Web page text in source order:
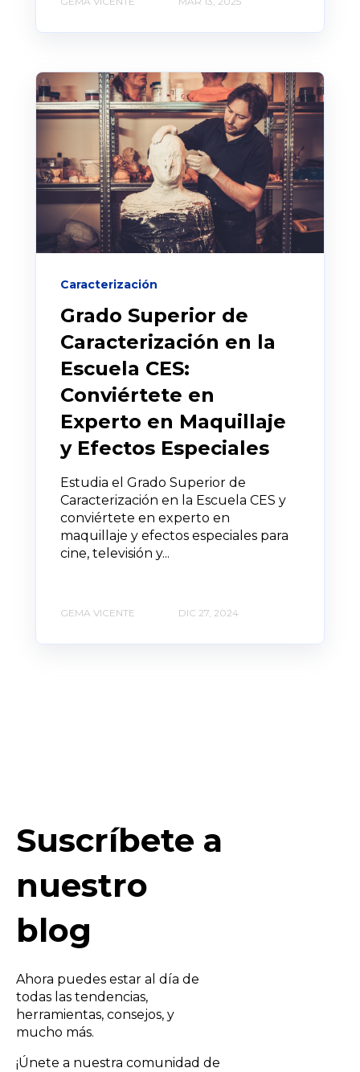
Caracterización
Grado Superior de
Caracterización en la
Escuela CES:
Conviértete en
Experto en Maquillaje
y Efectos Especiales
Estudia el Grado Superior de
Caracterización en la Escuela CES y
conviértete en experto en
maquillaje y efectos especiales para
cine, televisión y...
GEMA VICENTE DIC 27, 2024
Suscríbete a
nuestro
blog
Ahora puedes estar al día de
todas las tendencias,
herramientas, consejos, y
mucho más.
¡Únete a nuestra comunidad de